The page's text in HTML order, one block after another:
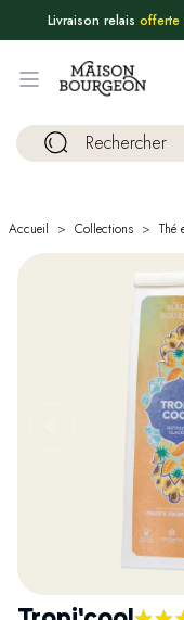
Livraison relais offerte
Accueil Collections Thé